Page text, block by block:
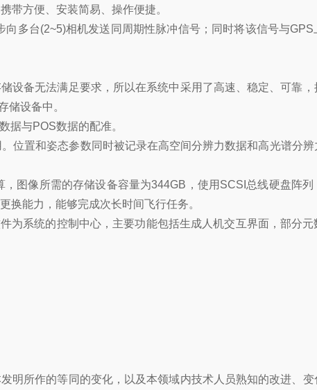
带方便、安装简易、操作便捷。
多台(2~5)相机发送同周期性脉冲信号；同时将该信号与GPS
设备无法满足要求，所以在系统中采用了高速、稳定、可靠，
储设备中。
据与POS数据的配准。
位置和姿态参数同时被记录在高空间分辨力数据和高光谱分
图像所需的存储设备容量为344GB，使用SCSI总线硬盘阵列
换能力，能够完成次长时间飞行任务。
为系统的控制中心，主要功能包括生成人机交互界面，部分元
明所作的等同的变化，以及本领域内技术人员熟知的改进、